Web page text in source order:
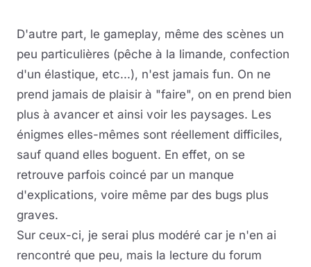
D'autre part, le gameplay, même des scènes un
peu particulières (pêche à la limande, confection
d'un élastique, etc...), n'est jamais fun. On ne
prend jamais de plaisir à "faire", on en prend bien
plus à avancer et ainsi voir les paysages. Les
énigmes elles-mêmes sont réellement difficiles,
sauf quand elles boguent. En effet, on se
retrouve parfois coincé par un manque
d'explications, voire même par des bugs plus
graves.
Sur ceux-ci, je serai plus modéré car je n'en ai
rencontré que peu, mais la lecture du forum